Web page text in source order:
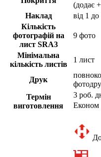
(додає
Наклад
від 1
Кількість
фотографій на
лист SRA3
9 фото
Мінімальна
кількість листів
1 лист
Друк
Термін
виготовлення
3 роб.
Економ